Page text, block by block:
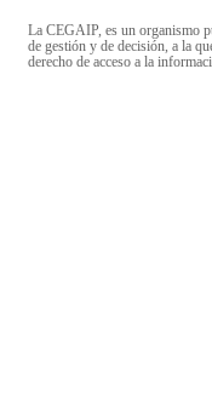
La CEGAIP, es un organismo
de gestión y de decisión, a la
derecho de acceso a la